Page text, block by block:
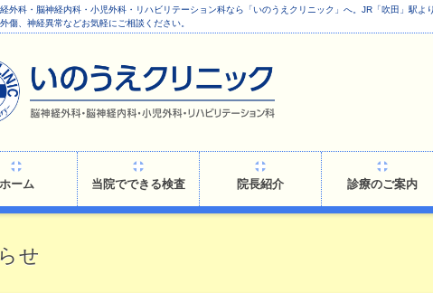
外科・脳神経内科・小児外科・リハビリテーション科なら「いのうえクリニック」へ。JR「吹田」駅
傷、神経異常などお気軽にご相談ください。
ホーム 当院でできる検査 院長紹介 診療のご案内
せ